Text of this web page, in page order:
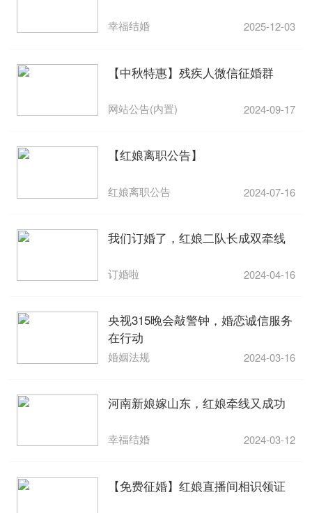
幸福结婚 2025-12-03
【中秋特惠】残疾人微信征婚群
网站公告(内置) 2024-09-17
【红娘离职公告】
红娘离职公告 2024-07-16
我们订婚了，红娘二队长成双牵线
订婚啦 2024-04-16
央视315晚会敲警钟，婚恋诚信服务
在行动
婚姻法规 2024-03-16
河南新娘嫁山东，红娘牵线又成功
幸福结婚 2024-03-12
【免费征婚】红娘直播间相识领证